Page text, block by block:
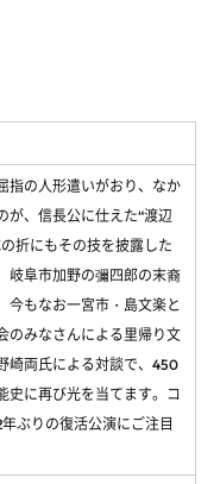
指の人形遣いがおり、なか
が、信長公に仕えた“渡辺
折にもその技を披露した
岐阜市加野の彌四郎の末裔
今もなお一宮市・島文楽と
のみなさんによる里帰り文
崎両氏による対談で、450
史に再び光を当てます。コ
ぶりの復活公演にご注目